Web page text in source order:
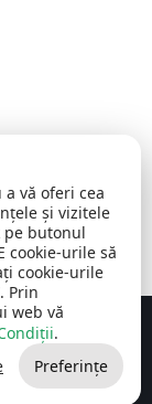
SRL
vă oferi cea
și vizitele
pe butonul
cookie-urile să
cookie-urile
Prin
web vă
.
Preferințe